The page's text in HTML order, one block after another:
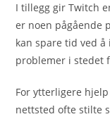
I tillegg gir Twitch
er noen pågående
kan spare tid ved
problemer i stedet
For ytterligere
nettsted ofte stilte